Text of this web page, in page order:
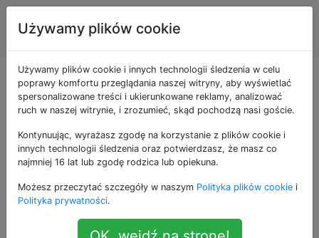
Inżynieria
oprogramowania
Pytania otagowane
jako complexity
Złożoność dotyczy różnych form obliczania
złożoność n-ścieżkowa, złożoność czasu i przestrzeni
Big O.
Używamy plików cookie
Używamy plików cookie i innych technologii śledzenia w celu
poprawy komfortu przeglądania naszej witryny, aby wyświetlać
spersonalizowane treści i ukierunkowane reklamy, analizować
ruch w naszej witrynie, i zrozumieć, skąd pochodzą nasi goście.
Kontynuując, wyrażasz zgodę na korzystanie z plików cookie i
innych technologii śledzenia oraz potwierdzasz, że masz co
najmniej 16 lat lub zgodę rodzica lub opiekuna.
Możesz przeczytać szczegóły w naszym Polityka plików cookie i
Polityka prywatności.